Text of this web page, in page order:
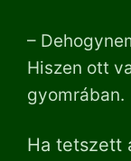
–
Hiszen ott
gyomrában.
Ha tetszett